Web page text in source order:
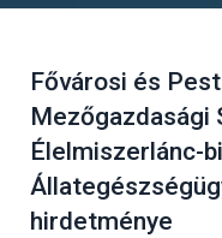
Fővárosi és
Mezőgazdasági
Élelmiszerlánc-
hirdetménye